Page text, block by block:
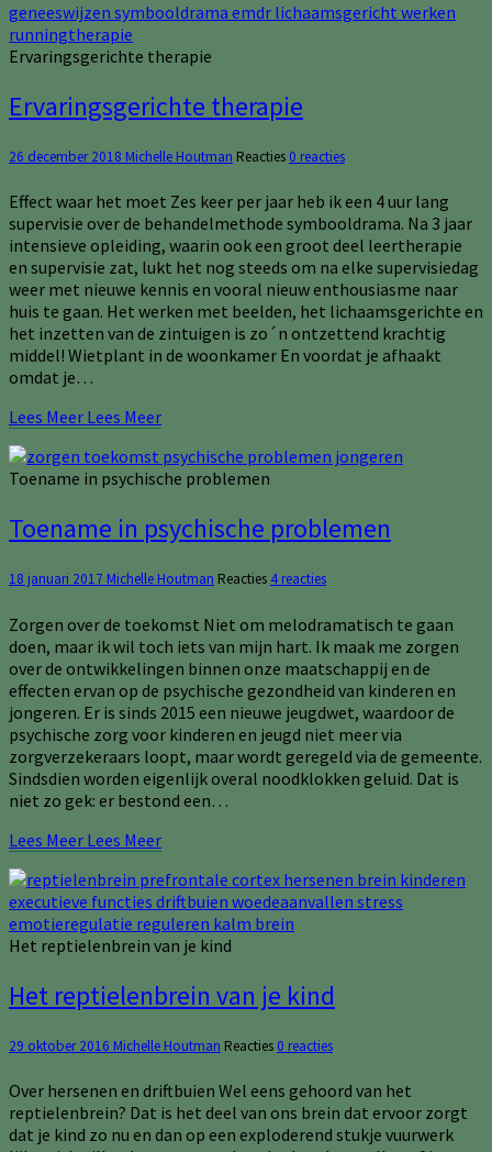
Ervaringsgerichte therapie
Ervaringsgerichte therapie
26 december 2018 Michelle Houtman Reacties 0 reacties
Effect waar het moet Zes keer per jaar heb ik een 4 uur lang
supervisie over de behandelmethode symbooldrama. Na 3 jaar
intensieve opleiding, waarin ook een groot deel leertherapie
en supervisie zat, lukt het nog steeds om na elke supervisiedag
weer met nieuwe kennis en vooral nieuw enthousiasme naar
huis te gaan. Het werken met beelden, het lichaamsgerichte en
het inzetten van de zintuigen is zo´n ontzettend krachtig
middel! Wietplant in de woonkamer En voordat je afhaakt
omdat je…
Lees Meer Lees Meer
Toename in psychische problemen
Toename in psychische problemen
18 januari 2017 Michelle Houtman Reacties 4 reacties
Zorgen over de toekomst Niet om melodramatisch te gaan
doen, maar ik wil toch iets van mijn hart. Ik maak me zorgen
over de ontwikkelingen binnen onze maatschappij en de
effecten ervan op de psychische gezondheid van kinderen en
jongeren. Er is sinds 2015 een nieuwe jeugdwet, waardoor de
psychische zorg voor kinderen en jeugd niet meer via
zorgverzekeraars loopt, maar wordt geregeld via de gemeente.
Sindsdien worden eigenlijk overal noodklokken geluid. Dat is
niet zo gek: er bestond een…
Lees Meer Lees Meer
Het reptielenbrein van je kind
Het reptielenbrein van je kind
29 oktober 2016 Michelle Houtman Reacties 0 reacties
Over hersenen en driftbuien Wel eens gehoord van het
reptielenbrein? Dat is het deel van ons brein dat ervoor zorgt
dat je kind zo nu en dan op een exploderend stukje vuurwerk